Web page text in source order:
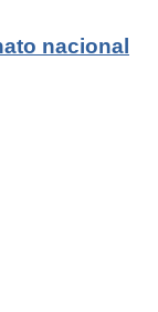
nacional